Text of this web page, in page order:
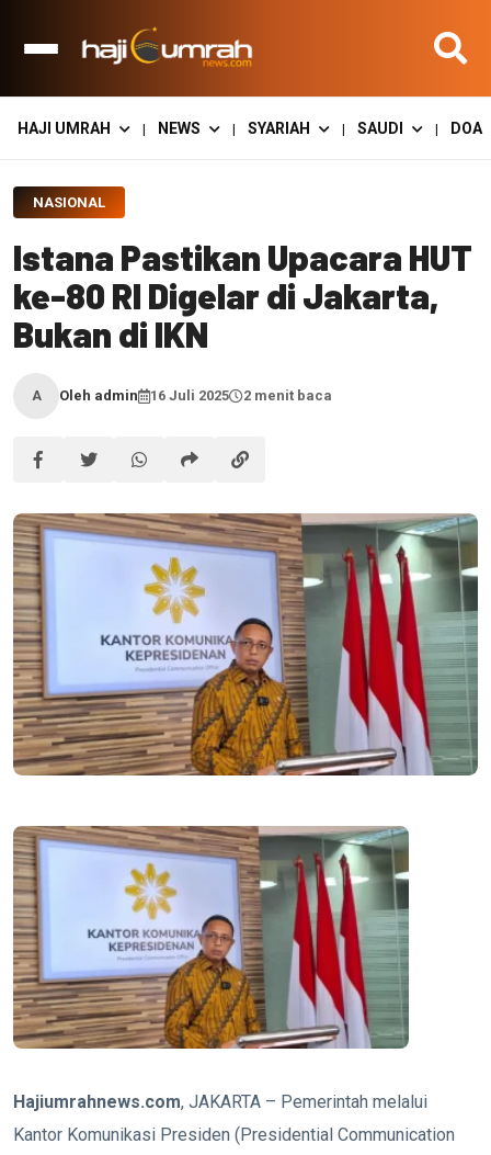
HAJI UMRAH | NEWS | SYARIAH | SAUDI | DOA
NASIONAL
Istana Pastikan Upacara HUT
ke-80 RI Digelar di Jakarta,
Bukan di IKN
A Oleh admin 16 Juli 2025 2 menit baca
Hajiumrahnews.com, JAKARTA – Pemerintah melalui
Kantor Komunikasi Presiden (Presidential Communication